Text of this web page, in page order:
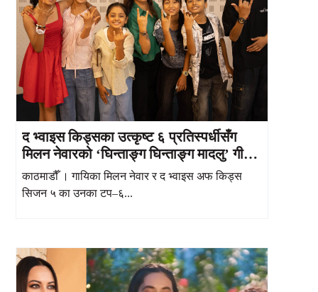
द भ्वाइस किड्सका उत्कृष्ट ६ प्रतिस्पर्धीसँग
मिलन नेवारको ‘घिन्ताङ्ग घिन्ताङ्ग मादलु’ गीत
सार्वजनिक
काठमाडौँ । गायिका मिलन नेवार र द भ्वाइस अफ किड्स
सिजन ५ का उनका टप–६...